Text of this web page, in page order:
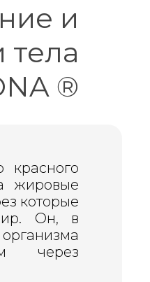
и
®
красного
жировые
которые
Он, в
через